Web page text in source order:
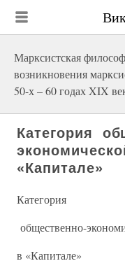
Марксистская
возникновения
50-х – 60 годах XIX
Категория
«Капитале»
Категория
общественно-
в «Капитале»